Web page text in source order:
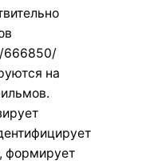
666850/
на
формирует